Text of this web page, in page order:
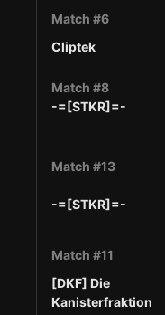
Match #6
Cliptek
Match #8
-=[STKR]=-
Match #13
-=[STKR]=-
Match #11
[DKF] Die
Kanisterfraktion